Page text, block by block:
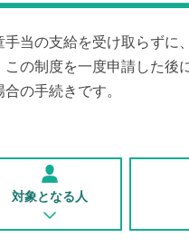
手当の支給を受け取らずに
この制度を一度申請した後
合の手続きです。
対象となる人